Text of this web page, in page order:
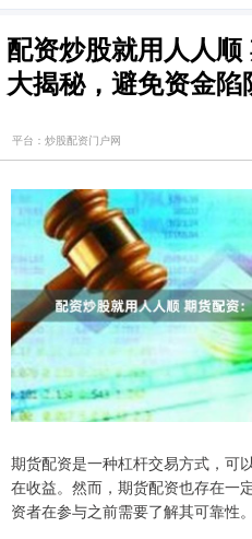
配资炒股就用人人
大揭秘，避免资金陷
平台：炒股配资门户网
期货配资是一种杠杆交易方式，可
在收益。然而，期货配资也存在一
资者在参与之前需要了解其可靠性。